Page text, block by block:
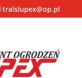
tralslupex@op.pl